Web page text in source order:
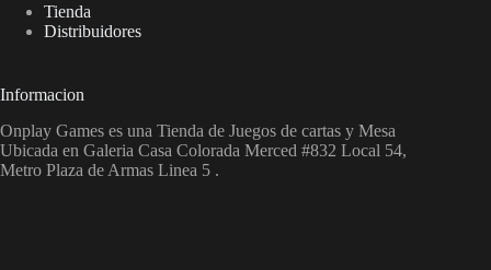
Tienda
Distribuidores
Informacion
Onplay Games es una Tienda de Juegos de cartas y Mesa
Ubicada en Galeria Casa Colorada Merced #832 Local 54,
Metro Plaza de Armas Linea 5 .